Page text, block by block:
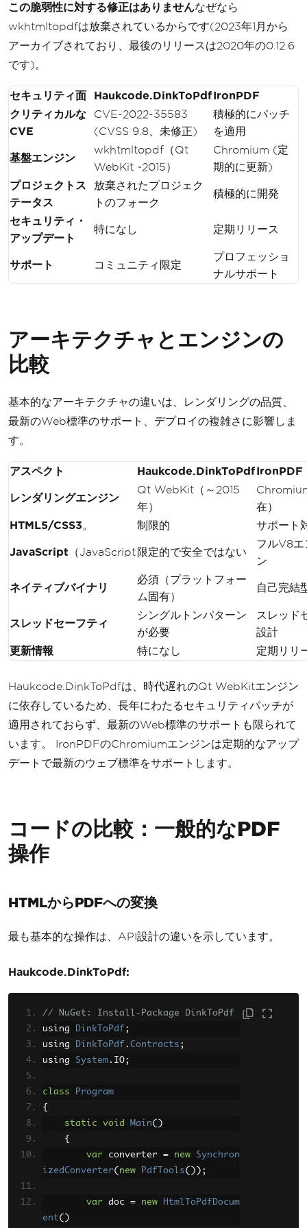
この脆弱性に対する修正はありませんなぜなら
wkhtmltopdfは放棄されているからです(2023年1月から
アーカイブされており、最後のリリースは2020年の0.12.6
です)。
セキュリティ面 Haukcode.DinkToPdfIronPDF
クリティカルな
CVE
CVE-2022-35583
(CVSS 9.8、未修正)
積極的にパッチ
を適用
基盤エンジン
wkhtmltopdf（Qt
WebKit ~2015）
Chromium (定
期的に更新)
プロジェクトス
テータス
放棄されたプロジェク
トのフォーク
積極的に開発
セキュリティ・
アップデート
特になし 定期リリース
サポート コミュニティ限定
プロフェッショ
ナルサポート
アーキテクチャとエンジンの
比較
基本的なアーキテクチャの違いは、レンダリングの品質、
最新のWeb標準のサポート、デプロイの複雑さに影響しま
す。
アスペクト Haukcode.DinkToPdfIronPDF
レンダリングエンジン
Qt WebKit（～2015
年）
在）
HTML5/CSS3。 制限的 サポート
JavaScript （JavaScript 限定的で安全ではない
フルV8エ
ン
ネイティブバイナリ
必須（プラットフォー
ム固有）
自己完結
スレッドセーフティ
シングルトンパターン
が必要
スレッド
設計
更新情報
特になし 定期リリ
Haukcode.DinkToPdfは、時代遅れのQt WebKitエンジン
に依存しているため、長年にわたるセキュリティパッチが
適用されておらず、最新のWeb標準のサポートも限られて
います。 IronPDFのChromiumエンジンは定期的なアップ
デートで最新のウェブ標準をサポートします。
コードの比較：一般的なPDF
操作
HTMLからPDFへの変換
最も基本的な操作は、API設計の違いを示しています。
Haukcode.DinkToPdf:
// NuGet: Install-Package DinkToPdf
using
DinkToPdf ;
using
DinkToPdf . Contracts ;
using System . IO;
class
Program
{
static
void Main()
{
var converter = new
Synchron
izedConverter( new PdfTools());
var doc = new
HtmlToPdfDocum
ent()